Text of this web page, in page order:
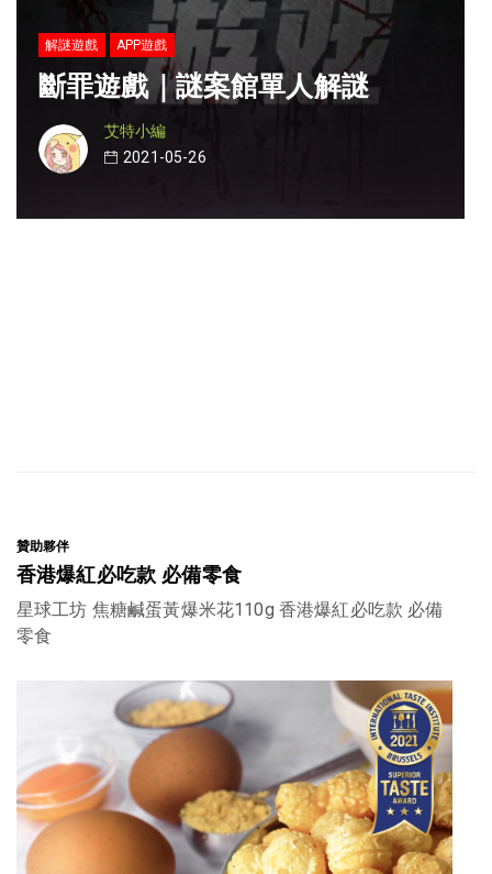
解謎遊戲 APP遊戲
斷罪遊戲｜謎案館單人解謎
艾特小編
2021-05-26
贊助夥伴
香港爆紅必吃款 必備零食
星球工坊 焦糖鹹蛋黃爆米花110g 香港爆紅必吃款 必備
零食